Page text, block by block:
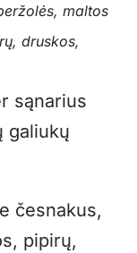
maltos
druskos,
sąnarius
galiukų
česnakus,
pipirų,